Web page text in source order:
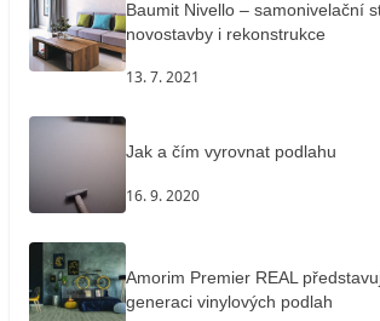
Baumit Nivello – samonivelační
novostavby i rekonstrukce
13. 7. 2021
Jak a čím vyrovnat podlahu
16. 9. 2020
Amorim Premier REAL
generaci vinylových podlah